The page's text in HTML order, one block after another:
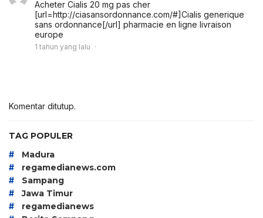
Acheter Cialis 20 mg pas cher
[url=http://ciasansordonnance.com/#]Cialis generique
sans ordonnance[/url] pharmacie en ligne livraison
europe
1 tahun yang lalu
Komentar ditutup.
TAG POPULER
# Madura
# regamedianews.com
# Sampang
# Jawa Timur
# regamedianews